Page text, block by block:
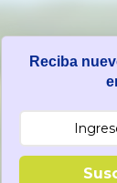
Reciba